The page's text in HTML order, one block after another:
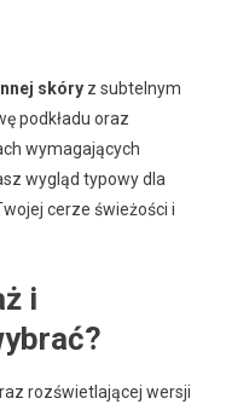
skóryz subtelnym
podkładu oraz
wymagających
wygląd typowy dla
cerze świeżości i
i
rozświetlającej wersji